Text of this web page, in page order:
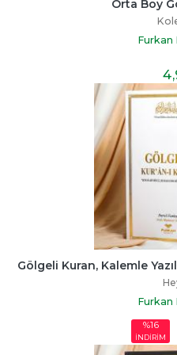
Orta Boy
Furkan
4
Gölgeli Kuran, Kalemle
Furkan
%16
İNDİRİM